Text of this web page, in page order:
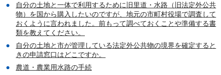
自分の土地と一体で利用するために旧里道・水路（旧法定外公共
物）を国から購入したいのですが、地元の市町村役場で調査して
おくように言われました。前もって調べておくことや準備する書
類を教えてください。
自分の土地と市が管理している法定外公共物の境界を確定すると
きの申請窓口はどこですか。
農道・農業用水路の手続